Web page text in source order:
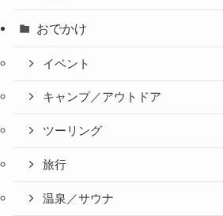
おでかけ
イベント
キャンプ／アウトドア
ツーリング
旅行
温泉／サウナ